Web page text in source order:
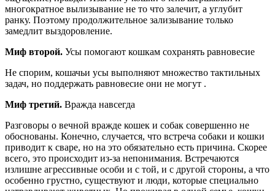
многократное вылизывание не то что залечит, а углубит
ранку. Поэтому продолжительное зализывание только
замедлит выздоровление.
Миф второй. Усы помогают кошкам сохранять равновесие
Не спорим, кошачьи усы выполняют множество тактильных
задач, но поддержать равновесие они не могут .
Миф третий. Вражда навсегда
Разговоры о вечной вражде кошек и собак совершенно не
обоснованы. Конечно, случается, что встреча собаки и кошки
приводит к сваре, но на это обязательно есть причина. Скорее
всего, это происходит из-за непонимания. Встречаются
излишне агрессивные особи и с той, и с другой стороны, а что
особенно грустно, существуют и люди, которые специально